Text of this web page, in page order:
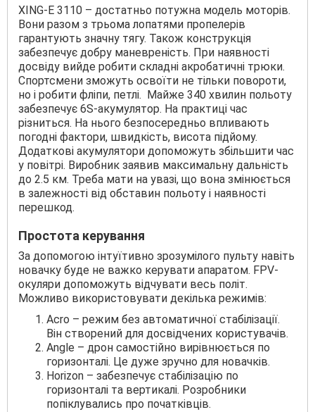
XING-E 3110 – достатньо потужна модель моторів.
Вони разом з трьома лопатями пропелерів
гарантують значну тягу. Також конструкція
забезпечує добру маневреність. При наявності
досвіду вийде робити складні акробатичні трюки.
Спортсмени зможуть освоїти не тільки повороти,
но і робити фліпи, петлі. Майже 340 хвилин польоту
забезпечує 6S-акумулятор. На практиці час
різниться. На нього безпосередньо впливають
погодні фактори, швидкість, висота підйому.
Додаткові акумулятори допоможуть збільшити час
у повітрі. Виробник заявив максимальну дальність
до 2.5 км. Треба мати на увазі, що вона змінюється
в залежності від обставин польоту і наявності
перешкод.
Простота керування
За допомогою інтуїтивно зрозумілого пульту навіть
новачку буде не важко керувати апаратом. FPV-
окуляри допоможуть відчувати весь політ.
Можливо використовувати декілька режимів:
Acro – режим без автоматичної стабілізації.
Він створений для досвідчених користувачів.
Angle – дрон самостійно вирівнюється по
горизонталі. Це дуже зручно для новачків.
Horizon – забезпечує стабілізацію по
горизонталі та вертикалі. Розробники
попіклувались про початківців.